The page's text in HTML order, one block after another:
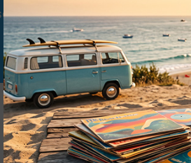
potremmo essere interessati!
Privacy
Privacy Policy